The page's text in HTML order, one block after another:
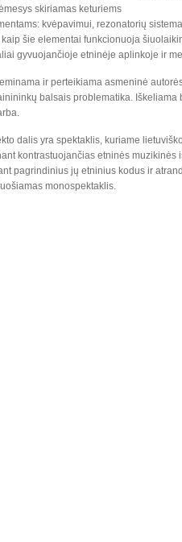
skiriamas keturiems
kvėpavimui, rezonatorių
šie elementai funkcionuoja
gyvuojančioje etninėje aplinkoje ir
ir perteikiama asmeninė
balsais problematika.
dalis yra spektaklis, kuriame
kontrastuojančias etninės muzikinės
pagrindinius jų etninius kodus ir
monospektaklis.